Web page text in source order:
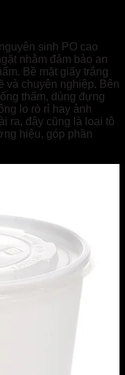
sinh PO cao
nhằm đảm bảo an
Bề mặt giấy trắng
và chuyên nghiệp. Bên
thấm, dùng đựng
lo rò rỉ hay ảnh
ra, đây cũng là loại tô
hiệu, góp phần